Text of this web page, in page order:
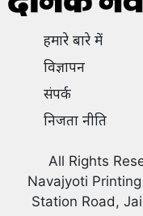
हमारे बारे में
विज्ञापन
संपर्क
निजता नीति
All Rights
Navajyoti
Station Road,